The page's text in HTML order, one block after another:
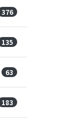
376
135
63
183